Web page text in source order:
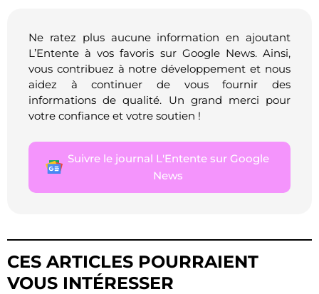
Ne ratez plus aucune information en ajoutant
L’Entente à vos favoris sur Google News. Ainsi,
vous contribuez à notre développement et nous
aidez à continuer de vous fournir des
informations de qualité. Un grand merci pour
votre confiance et votre soutien !
Suivre le journal L'Entente sur Google
News
CES ARTICLES POURRAIENT
VOUS INTÉRESSER